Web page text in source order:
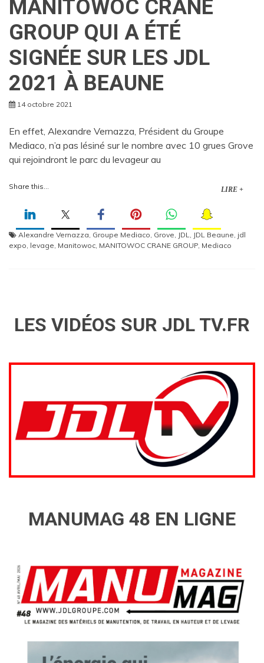
MANITOWOC CRANE
GROUP QUI A ÉTÉ
SIGNÉE SUR LES JDL
2021 À BEAUNE
14 octobre 2021
En effet, Alexandre Vernazza, Président du Groupe
Mediaco, n’a pas lésiné sur le nombre avec 10 grues Grove
qui rejoindront le parc du levageur au
Share this... LIRE +
Alexandre Vernazza Groupe Mediaco Grove JDL JDL Beaune jdl
expo levage Manitowoc MANITOWOC CRANE GROUP Mediaco
LES VIDÉOS SUR JDL TV.FR
MANUMAG 48 EN LIGNE